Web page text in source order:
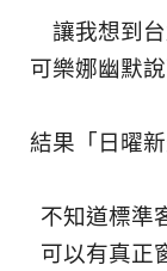
讓我想到
可樂娜幽默
結果「日曜
不知道標準
可以有真正